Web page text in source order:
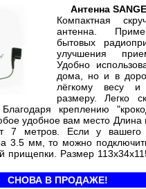
Антенна
Компактная
антенна.
бытовых
улучшения
Удобно
дома, но и в
лёгкому весу и
размеру. Легко
креплению
удобное вам место Длина
7 метров. Если у
3.5 мм, то можно
прищепки. Размер
СНОВА В ПРОДАЖЕ!